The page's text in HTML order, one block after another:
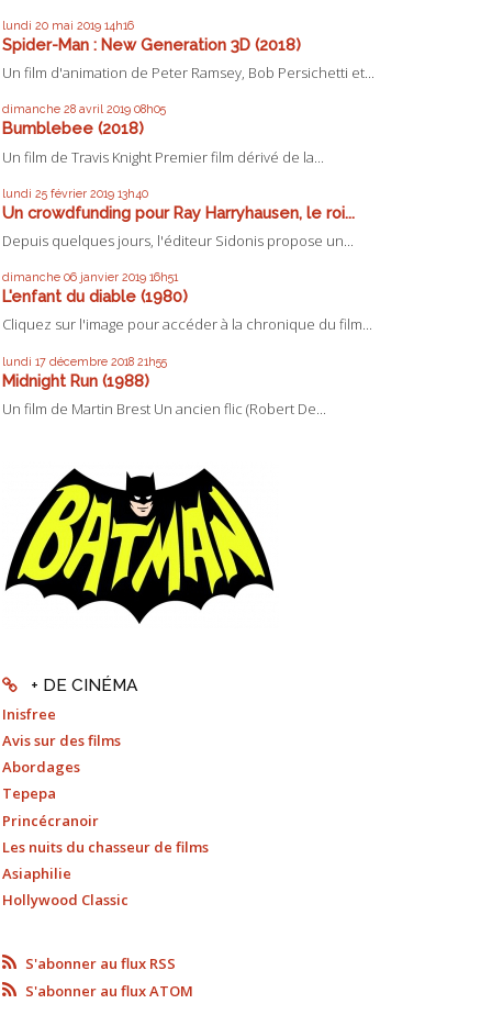
lundi 20 mai 2019 14h16
Spider-Man : New Generation 3D (2018)
Un film d'animation de Peter Ramsey, Bob Persichetti et...
dimanche 28 avril 2019 08h05
Bumblebee (2018)
Un film de Travis Knight Premier film dérivé de la...
lundi 25 février 2019 13h40
Un crowdfunding pour Ray Harryhausen, le roi...
Depuis quelques jours, l'éditeur Sidonis propose un...
dimanche 06 janvier 2019 16h51
L'enfant du diable (1980)
Cliquez sur l'image pour accéder à la chronique du film...
lundi 17 décembre 2018 21h55
Midnight Run (1988)
Un film de Martin Brest Un ancien flic (Robert De...
+ DE CINÉMA
Inisfree
Avis sur des films
Abordages
Tepepa
Princécranoir
Les nuits du chasseur de films
Asiaphilie
Hollywood Classic
S'abonner au flux RSS
S'abonner au flux ATOM